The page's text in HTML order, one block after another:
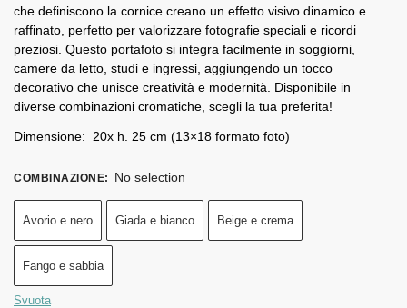
che definiscono la cornice creano un effetto visivo dinamico e
raffinato, perfetto per valorizzare fotografie speciali e ricordi
preziosi. Questo portafoto si integra facilmente in soggiorni,
camere da letto, studi e ingressi, aggiungendo un tocco
decorativo che unisce creatività e modernità. Disponibile in
diverse combinazioni cromatiche, scegli la tua preferita!
Dimensione: 20x h. 25 cm (13×18 formato foto)
COMBINAZIONE: No selection
Avorio e nero Giada e bianco Beige e crema
Fango e sabbia
Svuota